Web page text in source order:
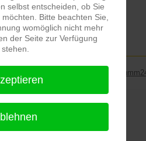
| Matthias Schmidt | Realisierung:
selbst entscheiden, ob Sie
Bitte beachten Sie,
womöglich nicht mehr
der Seite zur Verfügung
stehen.